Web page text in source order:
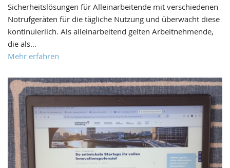
Sicherheitslösungen für Alleinarbeitende mit verschiedenen
Notrufgeräten für die tägliche Nutzung und überwacht diese
kontinuierlich. Als alleinarbeitend gelten Arbeitnehmende,
die als…
Mehr erfahren